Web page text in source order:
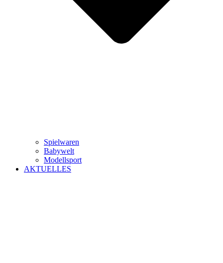
Spielwaren
Babywelt
Modellsport
AKTUELLES